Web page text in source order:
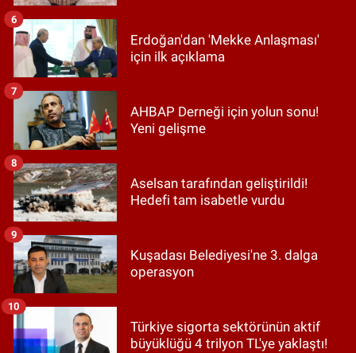
Erdoğan'dan 'Mekke Anlaşması'
için ilk açıklama
6
AHBAP Derneği için yolun sonu!
Yeni gelişme
7
Aselsan tarafından geliştirildi!
Hedefi tam isabetle vurdu
8
Kuşadası Belediyesi'ne 3. dalga
operasyon
9
Türkiye sigorta sektörünün aktif
büyüklüğü 4 trilyon TL'ye yaklaştı!
10